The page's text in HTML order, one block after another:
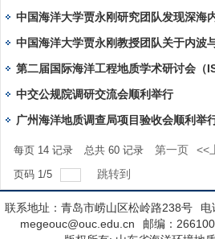
中交公规院调研交流会顺利举行
广州海洋地质调查局项目验收会顺利举
每页 14 记录 总共 60 记录 第一页 <<
页码 1/5 跳转到
联系地址：青岛市崂山区松岭路238号 电
megeouc@ouc.edu.cn
邮编：266100